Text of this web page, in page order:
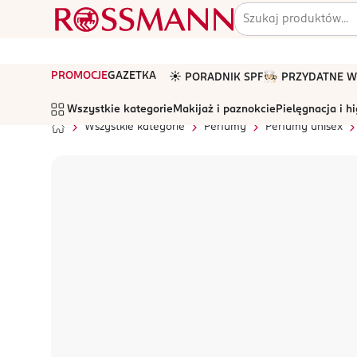
PROMOCJEGAZETKA ☀️ PORADNIK SPF🧑🏻‍🍳 PRZYDATNE
Wszystkie kategorie Makijaż i paznokcie Pielęgnacja i
Wszystkie kategorie
Perfumy Perfumy unisex